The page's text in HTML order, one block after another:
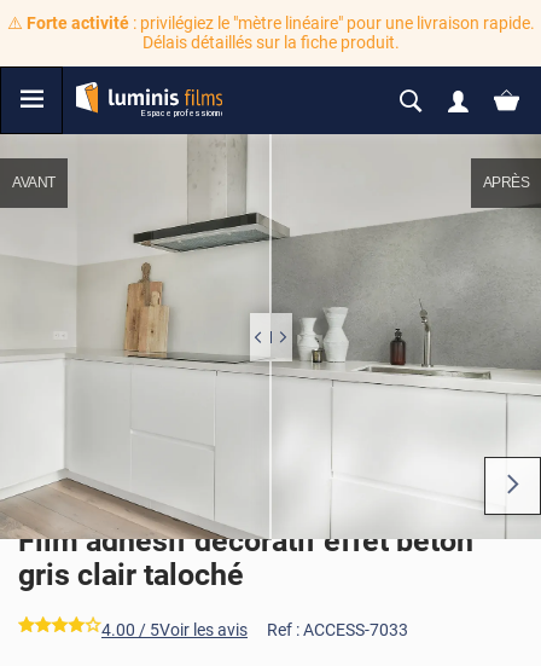
⚠️ Forte activité: privilégiez le "mètre linéaire" pour une livraison rapide.
Délais détaillés sur la fiche produit.
AVANT APRÈS
Film adhésif décoratif effet béton
gris clair taloché
*****
4.00 / 5Voir les avis Ref :ACCESS-7033